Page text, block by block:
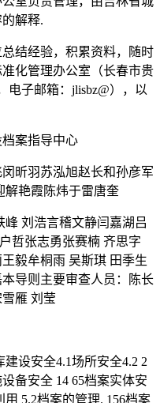
解释.
结经验，积累资料，随时
化管理办公室（长春市贵
电子邮箱：jlisbz@），以
案指导中心
昕羽苏泓旭赵长和孙彦军
解艳霞陈炜于雷唐奎
刘浩言稽文静闫嘉湖吕
哲张志勇张赛楠 齐思字
毅牟桐雨 吴斯琪 田季生
导则主要审查人员：陈长
雁 刘莹
设安全4.1场所安全4.2 2
备安全 14 65档案实体安
用 5.2档案的管理. 156档案